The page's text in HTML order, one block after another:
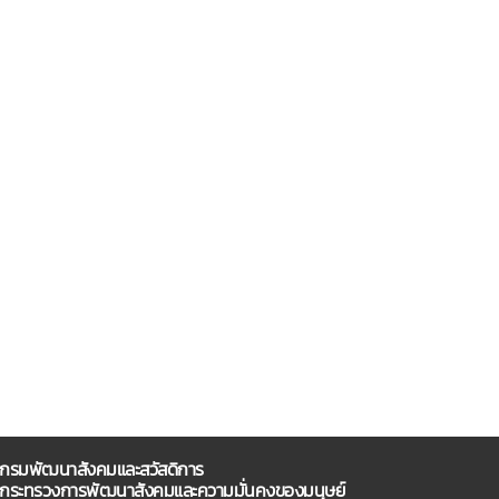
กรมพัฒนาสังคมและสวัสดิการ
กระทรวงการพัฒนาสังคมและความมั่นคงของมนุษย์